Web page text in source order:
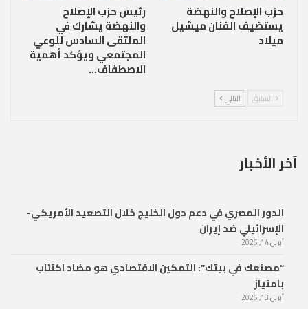
حزب الإصلاح والنهضة
يستضيف الفنان ميشيل
ميلاد
رئيس حزب الإصلاح
والنهضة يشارك في
الملتقى السادس للوعي
المجتمعي ويؤكد أهمية
الاصطفاف…
السابق التالي
آخر الأخبار
الدور المصري في دعم دول الخليج خلال التصعيد الأمريكي-
الإسرائيلي ضد إيران
أبريل 14, 2026
“مصنعك في بيتك”: التمكين الاقتصادي هو مضاد اكتئاب
بامتياز
أبريل 13, 2026